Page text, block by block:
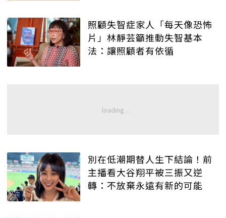
照顧失智症家人「每天像恐怖
片」林靜芸籲推動失智基本
法：讓照顧者有依循
別在低潮期替人生下結論！前
主播看大谷翔平被三振又逆
轉：不放棄永遠有新的可能